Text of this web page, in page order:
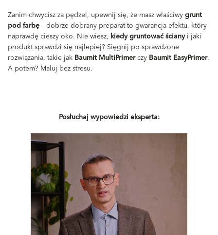
Zanim chwycisz za pędzel, upewnij się, że masz właściwygrunt
pod farbę– dobrze dobrany preparat to gwarancja efektu, który
naprawdę cieszy oko. Nie wiesz, kiedy gruntować ścianyi jaki
produkt sprawdzi się najlepiej? Sięgnij po sprawdzone
rozwiązania, takie jak Baumit MultiPrimerczy Baumit EasyPrimer.
A potem? Maluj bez stresu.
Posłuchaj wypowiedzi eksperta: